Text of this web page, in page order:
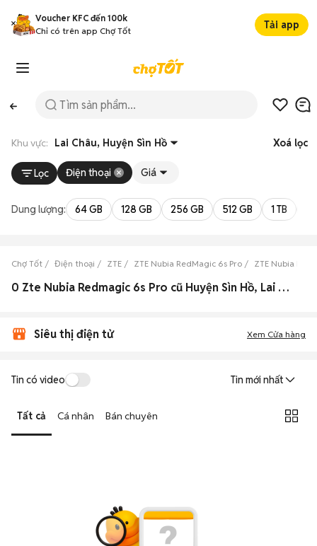
Voucher KFC đến 100k
Chỉ có trên app Chợ Tốt
Tải app
Khu vực: Lai Châu, Huyện Sìn Hồ Xoá lọc
Lọc Điện thoại Giá
Dung lượng: 64 GB 128 GB 256 GB 512 GB 1 TB
Chợ Tốt Điện thoại ZTE ZTE Nubia RedMagic 6s Pro ZTE Nubia
0 Zte Nubia Redmagic 6s Pro cũ Huyện Sìn Hồ, Lai Châu đẹp
Siêu thị điện tử Xem Cửa hàng
Tin có video Tin mới nhất
Tất cả Cá nhân Bán chuyên